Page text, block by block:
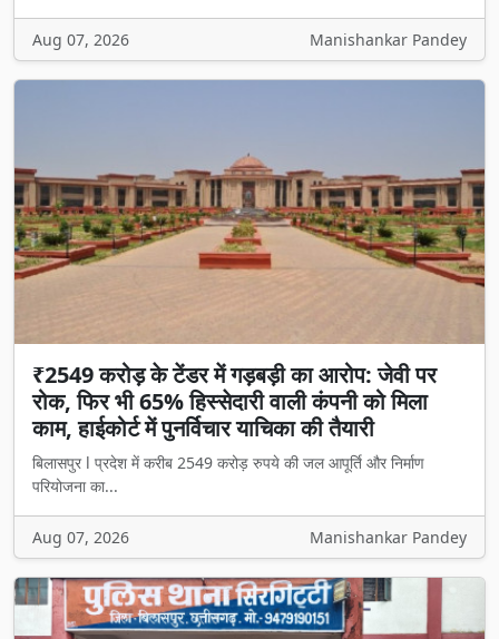
Aug 07, 2026 Manishankar Pandey
₹2549 करोड़ के टेंडर में गड़बड़ी का आरोप: जेवी पर
रोक, फिर भी 65% हिस्सेदारी वाली कंपनी को मिला
काम, हाईकोर्ट में पुनर्विचार याचिका की तैयारी
बिलासपुर l प्रदेश में करीब 2549 करोड़ रुपये की जल आपूर्ति और निर्माण
परियोजना का...
Aug 07, 2026 Manishankar Pandey